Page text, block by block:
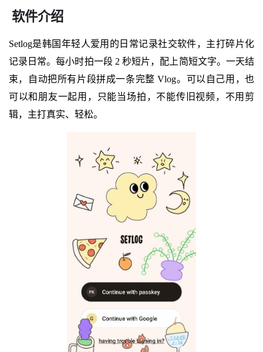
软件介绍
Setlog是韩国年轻人爱用的日常记录社交软件，主打碎片化
记录日常。每小时拍一段 2 秒短片，配上简短文字。一天结
束，自动把所有片段拼成一条完整 Vlog。可以自己用，也
可以和朋友一起用，只能当场拍，不能传旧视频，不用剪
辑，主打真实、轻松。